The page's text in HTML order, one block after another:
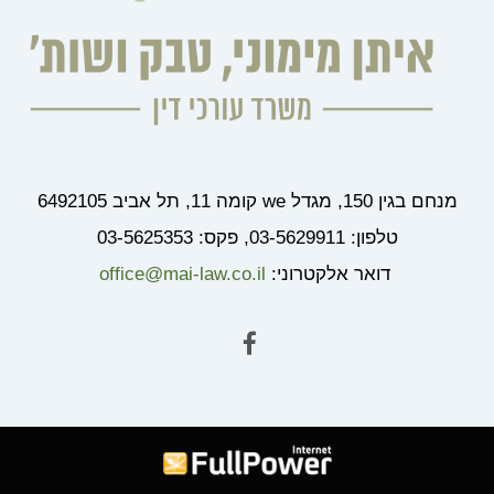
מנחם בגין 150, מגדל we קומה 11, תל אביב 6492105
טלפון: 03-5629911, פקס: 03-5625353
דואר אלקטרוני: office@mai-law.co.il